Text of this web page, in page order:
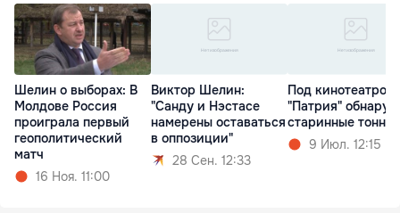
Шелин о выборах: В
Молдове Россия
проиграла первый
геополитический
матч
16 Ноя. 11:00
Виктор Шелин:
"Санду и Нэстасе
намерены оставаться
в оппозиции"
28 Сен. 12:33
Под кинотеатром
"Патрия"
старинные
9 Июл. 12:15